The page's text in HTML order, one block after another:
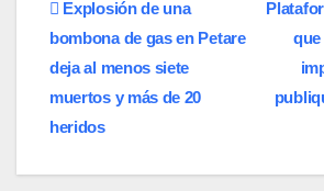
Navegación
de
entradas
que
Explosión de una
bombona de gas en Petare
deja al menos siete
muertos y más de 20
heridos